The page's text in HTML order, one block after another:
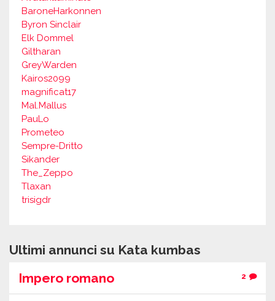
BaroneHarkonnen
Byron Sinclair
Elk Dommel
Giltharan
GreyWarden
Kairos2099
magnificat17
Mal.Mallus
PauLo
Prometeo
Sempre-Dritto
Sikander
The_Zeppo
Tlaxan
trisigdr
Ultimi annunci su Kata kumbas
Impero romano
2